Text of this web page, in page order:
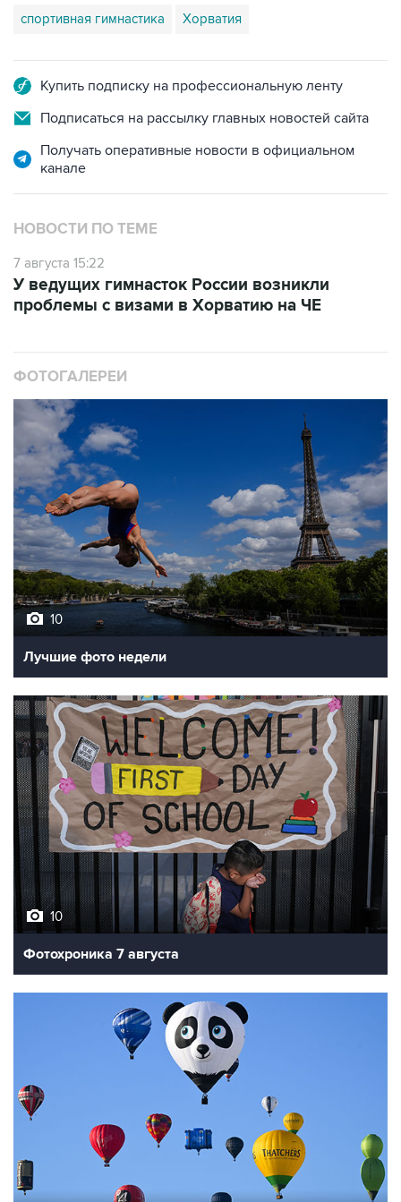
Подписаться на рассылку главных новостей сайта
Получать оперативные новости в официальном
канале
НОВОСТИ ПО ТЕМЕ
7 августа 15:22
проблемы с визами в Хорватию на ЧЕ
10
Лучшие фото недели
10
Фотохроника 7 августа